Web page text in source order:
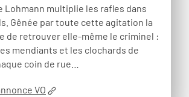
Lohmann multiplie les rafles dans
Gênée par toute cette agitation la
de retrouver elle-même le criminel :
mendiants et les clochards de
coin de rue…
VO